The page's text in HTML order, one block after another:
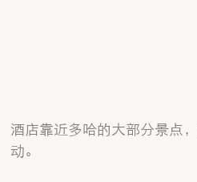
酒店靠近多哈的大部分景点
动。